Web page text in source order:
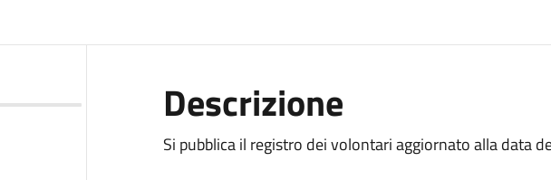
Descrizione
Si pubblica il registro dei volontari aggiornato alla data